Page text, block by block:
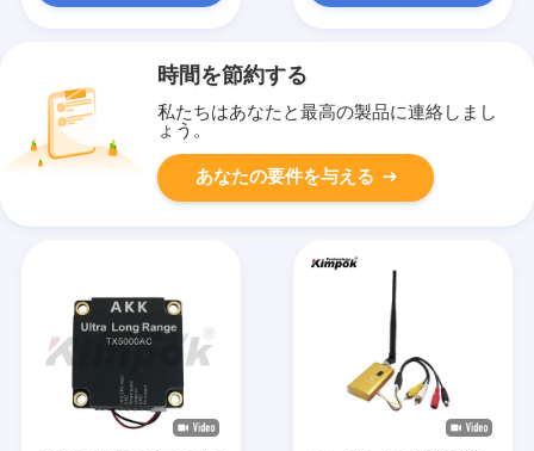
時間を節約する
私たちはあなたと最高の製品に連絡しまし
ょう。
あなたの要件を与える